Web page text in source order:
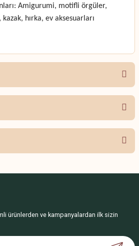
Amigurumi, motifli örgüler,
hırka, ev aksesuarları
ederiz.
veya görüntülenemiyor.
bilgiler bulunuyor.
ürünlerden ve kampanyalardan ilk sizin